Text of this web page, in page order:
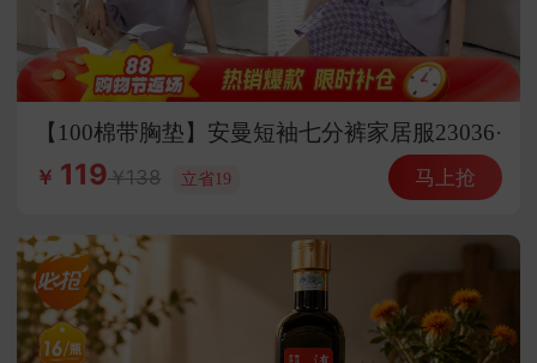
【100棉带胸垫】安曼短袖七分裤家居服23036·
D23036
￥ 119 138 立省19 马上抢